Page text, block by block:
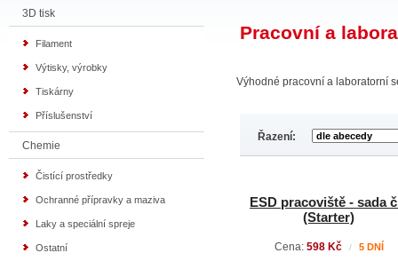
3D tisk
Filament
Výtisky, výrobky
Tiskárny
Příslušenství
Chemie
Čistící prostředky
Ochranné přípravky a maziva
Laky a speciální spreje
Ostatní
Pracovní a
Výhodné pracovní a laboratorní
Řazení:
ESD pracoviště - sada
(Starter)
Cena: 598 Kč / 5 DNÍ